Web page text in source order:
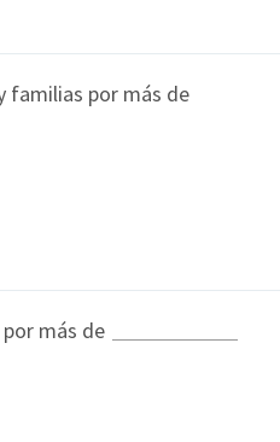
familias por más de
más de